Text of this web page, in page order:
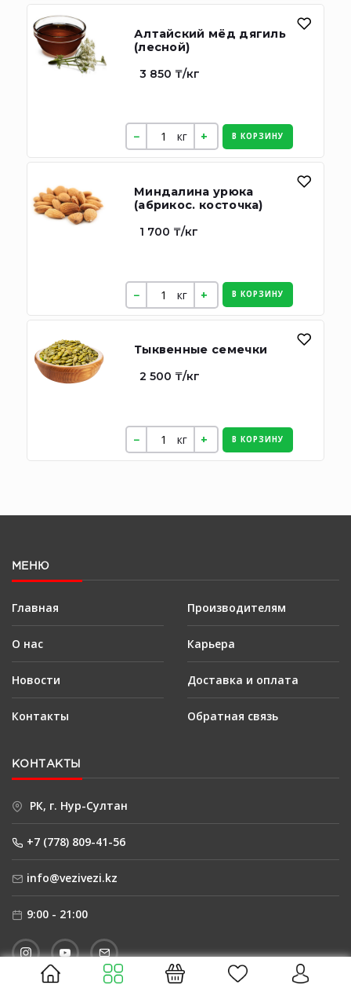
Алтайский мёд дягиль
(лесной)
3 850 ₸/кг
кг В КОРЗИНУ
Миндалина урюка
(абрикос. косточка)
1 700 ₸/кг
кг В КОРЗИНУ
Тыквенные семечки
2 500 ₸/кг
кг В КОРЗИНУ
МЕНЮ
Главная
О нас
Новости
Контакты
Производителям
Карьера
Доставка и оплата
Обратная связь
КОНТАКТЫ
РК, г. Нур-Султан
+7 (778) 809-41-56
info@vezivezi.kz
9:00 - 21:00